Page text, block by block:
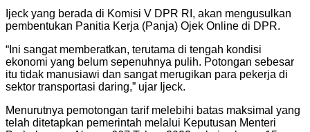
Ijeck yang berada di Komisi V DPR RI, akan mengusulkan
pembentukan Panitia Kerja (Panja) Ojek Online di DPR.
“Ini sangat memberatkan, terutama di tengah kondisi
ekonomi yang belum sepenuhnya pulih. Potongan sebesar
itu tidak manusiawi dan sangat merugikan para pekerja di
sektor transportasi daring,” ujar Ijeck.
Menurutnya pemotongan tarif melebihi batas maksimal yang
telah ditetapkan pemerintah melalui Keputusan Menteri